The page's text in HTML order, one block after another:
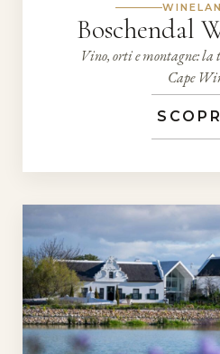
Boschendal
Vino, orti e montagne:
Cape